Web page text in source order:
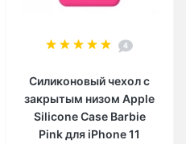
4
Силиконовый чехол c
закрытым низом Apple
Silicone Case Barbie
Pink для iPhone 11